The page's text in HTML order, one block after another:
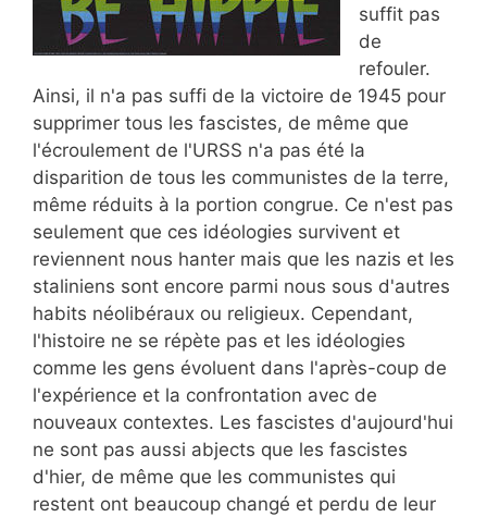
suffit pas
de
refouler.
Ainsi, il n'a pas suffi de la victoire de 1945 pour
supprimer tous les fascistes, de même que
l'écroulement de l'URSS n'a pas été la
disparition de tous les communistes de la terre,
même réduits à la portion congrue. Ce n'est pas
seulement que ces idéologies survivent et
reviennent nous hanter mais que les nazis et les
staliniens sont encore parmi nous sous d'autres
habits néolibéraux ou religieux. Cependant,
l'histoire ne se répète pas et les idéologies
comme les gens évoluent dans l'après-coup de
l'expérience et la confrontation avec de
nouveaux contextes. Les fascistes d'aujourd'hui
ne sont pas aussi abjects que les fascistes
d'hier, de même que les communistes qui
restent ont beaucoup changé et perdu de leur